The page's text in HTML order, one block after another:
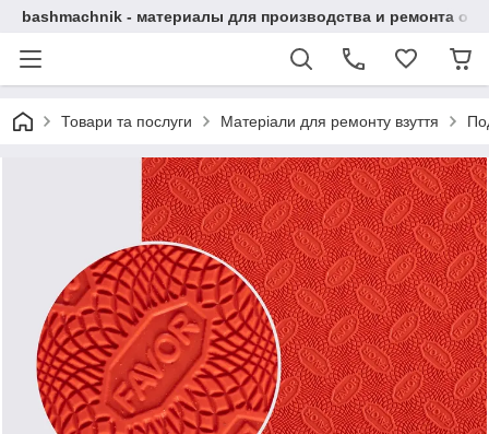
bashmachnik - материалы для производства и ремонта
Товари та послуги Матеріали для ремонту взуття